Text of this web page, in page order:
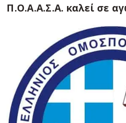
Π.Ο.Α.Α.Σ.Α. καλεί σε